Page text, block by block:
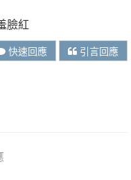
臉紅
快速回應 引言回應